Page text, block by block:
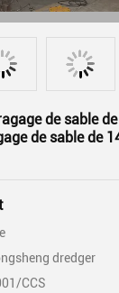
de sable
de sable de
dredger
CCS